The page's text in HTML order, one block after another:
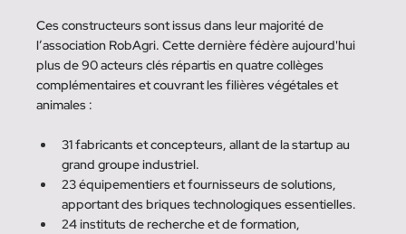
Ces constructeurs sont issus dans leur majorité de
l’association RobAgri. Cette dernière fédère aujourd'hui
plus de 90 acteurs clés répartis en quatre collèges
complémentaires et couvrant les filières végétales et
animales :
31 fabricants et concepteurs, allant de la startup au
grand groupe industriel.
23 équipementiers et fournisseurs de solutions,
apportant des briques technologiques essentielles.
24 instituts de recherche et de formation,